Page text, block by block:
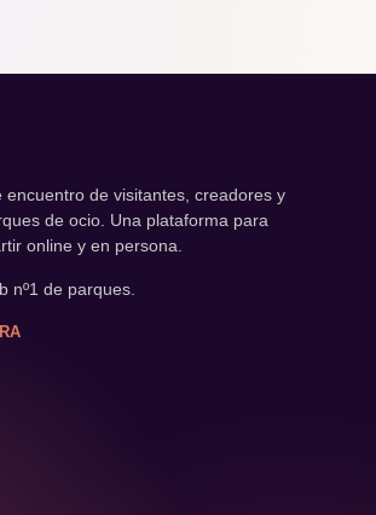
encuentro de visitantes, creadores y
de ocio. Una plataforma para
online y en persona.
nº1 de parques.